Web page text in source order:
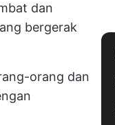
dan
bergerak
orang dan